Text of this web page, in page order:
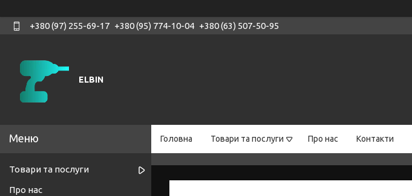
+380 (97) 255-69-17 +380 (95) 774-10-04 +380 (63) 507-50-95
ELBIN
Головна Товари та послуги Про нас Контакти
Товари та послуги
Про нас